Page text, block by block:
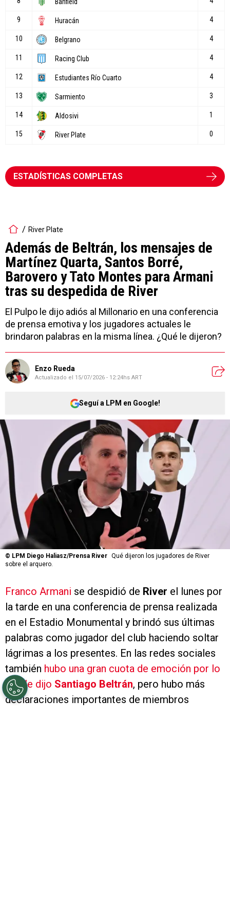
ESTADÍSTICAS COMPLETAS
River Plate
Además de Beltrán, los mensajes de
Martínez Quarta, Santos Borré,
Barovero y Tato Montes para Armani
tras su despedida de River
El Pulpo le dijo adiós al Millonario en una conferencia
de prensa emotiva y los jugadores actuales le
brindaron palabras en la misma línea. ¿Qué le dijeron?
Enzo Rueda
Actualizado el 15/07/2026 - 12:24hs ART
Seguí a LPM en Google!
© LPM Diego Haliasz/Prensa River Qué dijeron los jugadores de River
sobre el arquero.
Franco Armani se despidió de River el lunes por
la tarde en una conferencia de prensa realizada
en el Estadio Monumental y brindó sus últimas
palabras como jugador del club haciendo soltar
lágrimas a los presentes. En las redes sociales
también hubo una gran cuota de emoción por lo
que le dijo Santiago Beltrán, pero hubo más
declaraciones importantes de miembros